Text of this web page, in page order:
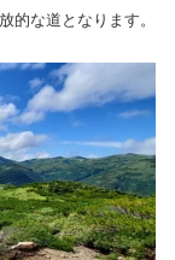
的な道となります。